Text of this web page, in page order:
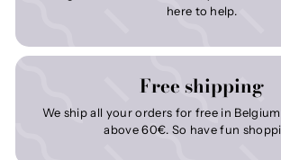
here to help.
Free shipping
We ship all your orders for free in
above 60€. So have fun